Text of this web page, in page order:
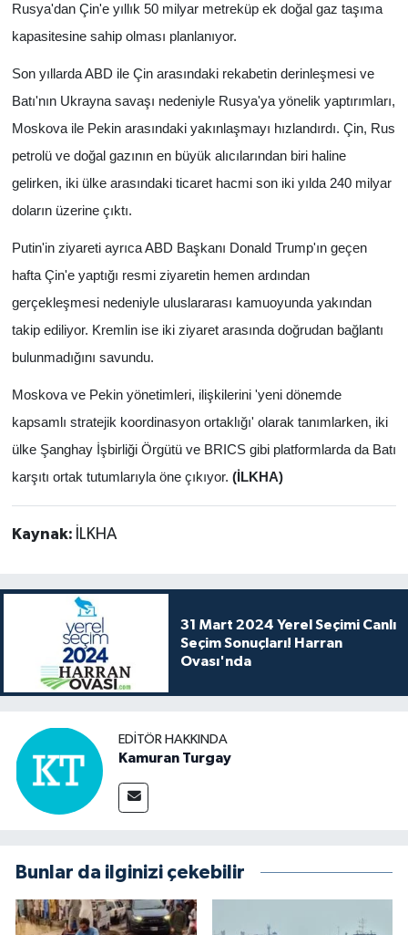
Rusya'dan Çin'e yıllık 50 milyar metreküp ek doğal gaz taşıma
kapasitesine sahip olması planlanıyor.
Son yıllarda ABD ile Çin arasındaki rekabetin derinleşmesi ve
Batı'nın Ukrayna savaşı nedeniyle Rusya'ya yönelik yaptırımları,
Moskova ile Pekin arasındaki yakınlaşmayı hızlandırdı. Çin, Rus
petrolü ve doğal gazının en büyük alıcılarından biri haline
gelirken, iki ülke arasındaki ticaret hacmi son iki yılda 240 milyar
doların üzerine çıktı.
Putin'in ziyareti ayrıca ABD Başkanı Donald Trump'ın geçen
hafta Çin'e yaptığı resmi ziyaretin hemen ardından
gerçekleşmesi nedeniyle uluslararası kamuoyunda yakından
takip ediliyor. Kremlin ise iki ziyaret arasında doğrudan bağlantı
bulunmadığını savundu.
Moskova ve Pekin yönetimleri, ilişkilerini 'yeni dönemde
kapsamlı stratejik koordinasyon ortaklığı' olarak tanımlarken, iki
ülke Şanghay İşbirliği Örgütü ve BRICS gibi platformlarda da Batı
karşıtı ortak tutumlarıyla öne çıkıyor. (İLKHA)
Kaynak: İLKHA
31 Mart 2024 Yerel Seçimi Canlı
Seçim Sonuçları! Harran
Ovası'nda
EDITÖR HAKKINDA
Kamuran Turgay
Bunlar da ilginizi çekebilir